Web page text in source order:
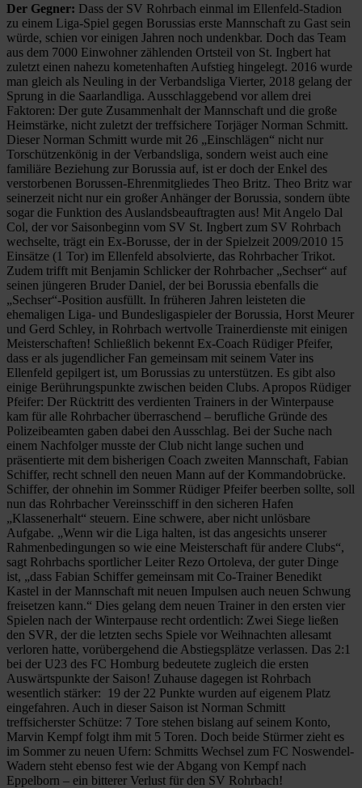
Der Gegner: Dass der SV Rohrbach einmal im Ellenfeld-Stadion
zu einem Liga-Spiel gegen Borussias erste Mannschaft zu Gast sein
würde, schien vor einigen Jahren noch undenkbar. Doch das Team
aus dem 7000 Einwohner zählenden Ortsteil von St. Ingbert hat
zuletzt einen nahezu kometenhaften Aufstieg hingelegt. 2016 wurde
man gleich als Neuling in der Verbandsliga Vierter, 2018 gelang der
Sprung in die Saarlandliga. Ausschlaggebend vor allem drei
Faktoren: Der gute Zusammenhalt der Mannschaft und die große
Heimstärke, nicht zuletzt der treffsichere Torjäger Norman Schmitt.
Dieser Norman Schmitt wurde mit 26 „Einschlägen“ nicht nur
Torschützenkönig in der Verbandsliga, sondern weist auch eine
familiäre Beziehung zur Borussia auf, ist er doch der Enkel des
verstorbenen Borussen-Ehrenmitgliedes Theo Britz. Theo Britz war
seinerzeit nicht nur ein großer Anhänger der Borussia, sondern übte
sogar die Funktion des Auslandsbeauftragten aus! Mit Angelo Dal
Col, der vor Saisonbeginn vom SV St. Ingbert zum SV Rohrbach
wechselte, trägt ein Ex-Borusse, der in der Spielzeit 2009/2010 15
Einsätze (1 Tor) im Ellenfeld absolvierte, das Rohrbacher Trikot.
Zudem trifft mit Benjamin Schlicker der Rohrbacher „Sechser“ auf
seinen jüngeren Bruder Daniel, der bei Borussia ebenfalls die
„Sechser“-Position ausfüllt. In früheren Jahren leisteten die
ehemaligen Liga- und Bundesligaspieler der Borussia, Horst Meurer
und Gerd Schley, in Rohrbach wertvolle Trainerdienste mit einigen
Meisterschaften! Schließlich bekennt Ex-Coach Rüdiger Pfeifer,
dass er als jugendlicher Fan gemeinsam mit seinem Vater ins
Ellenfeld gepilgert ist, um Borussias zu unterstützen. Es gibt also
einige Berührungspunkte zwischen beiden Clubs. Apropos Rüdiger
Pfeifer: Der Rücktritt des verdienten Trainers in der Winterpause
kam für alle Rohrbacher überraschend – berufliche Gründe des
Polizeibeamten gaben dabei den Ausschlag. Bei der Suche nach
einem Nachfolger musste der Club nicht lange suchen und
präsentierte mit dem bisherigen Coach zweiten Mannschaft, Fabian
Schiffer, recht schnell den neuen Mann auf der Kommandobrücke.
Schiffer, der ohnehin im Sommer Rüdiger Pfeifer beerben sollte, soll
nun das Rohrbacher Vereinsschiff in den sicheren Hafen
„Klassenerhalt“ steuern. Eine schwere, aber nicht unlösbare
Aufgabe. „Wenn wir die Liga halten, ist das angesichts unserer
Rahmenbedingungen so wie eine Meisterschaft für andere Clubs“,
sagt Rohrbachs sportlicher Leiter Rezo Ortoleva, der guter Dinge
ist, „dass Fabian Schiffer gemeinsam mit Co-Trainer Benedikt
Kastel in der Mannschaft mit neuen Impulsen auch neuen Schwung
freisetzen kann.“ Dies gelang dem neuen Trainer in den ersten vier
Spielen nach der Winterpause recht ordentlich: Zwei Siege ließen
den SVR, der die letzten sechs Spiele vor Weihnachten allesamt
verloren hatte, vorübergehend die Abstiegsplätze verlassen. Das 2:1
bei der U23 des FC Homburg bedeutete zugleich die ersten
Auswärtspunkte der Saison! Zuhause dagegen ist Rohrbach
wesentlich stärker: 19 der 22 Punkte wurden auf eigenem Platz
eingefahren. Auch in dieser Saison ist Norman Schmitt
treffsicherster Schütze: 7 Tore stehen bislang auf seinem Konto,
Marvin Kempf folgt ihm mit 5 Toren. Doch beide Stürmer zieht es
im Sommer zu neuen Ufern: Schmitts Wechsel zum FC Noswendel-
Wadern steht ebenso fest wie der Abgang von Kempf nach
Eppelborn – ein bitterer Verlust für den SV Rohrbach!